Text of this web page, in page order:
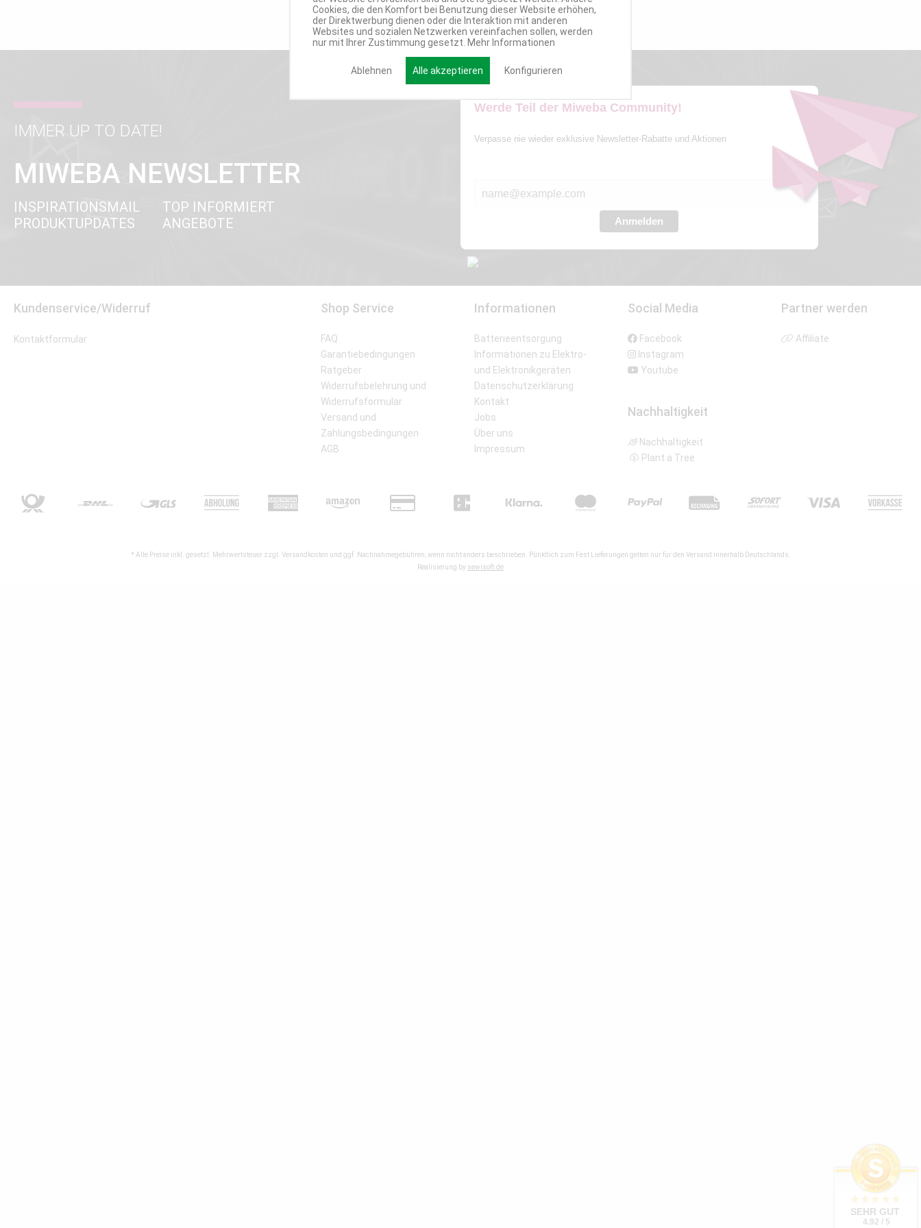
IMMER UP TO DATE!
MIWEBA NEWSLETTER
INSPIRATIONSMAIL
PRODUKTUPDATES
TOP INFORMIERT
ANGEBOTE
Werde Teil der Miweba Community!
Verpasse nie wieder exklusive Newsletter-Rabatte und Aktionen
Anmelden
Kundenservice/Widerruf
Kontaktformular
Shop Service
FAQ
Garantiebedingungen
Ratgeber
Widerrufsbelehrung und
Widerrufsformular
Versand und
Zahlungsbedingungen
AGB
Informationen
Batterieentsorgung
Informationen zu Elektro-
und Elektronikgeräten
Datenschutzerklärung
Kontakt
Jobs
Über uns
Impressum
Social Media
Facebook
Instagram
Youtube
Nachhaltigkeit
Nachhaltigkeit
Plant a Tree
Partner werden
Affiliate
* Alle Preise inkl. gesetzl. Mehrwertsteuer zzgl. Versandkosten und ggf. Nachnahmegebühren, wenn nicht anders beschrieben. Pünktlich zum Fest Lieferungen gelten nur für den Versand innerhalb Deutschlands.
Realisierung by sewisoft.de
Cookies, die den Komfort bei Benutzung dieser Website erhöhen,
der Direktwerbung dienen oder die Interaktion mit anderen
Websites und sozialen Netzwerken vereinfachen sollen, werden
nur mit Ihrer Zustimmung gesetzt. Mehr Informationen
Ablehnen Alle akzeptieren Konfigurieren
SEHR GUT
4.92 / 5